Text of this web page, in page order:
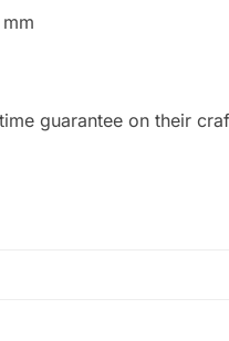
guarantee on their